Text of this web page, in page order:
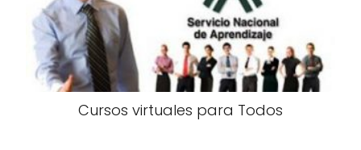
Cursos virtuales para Todos